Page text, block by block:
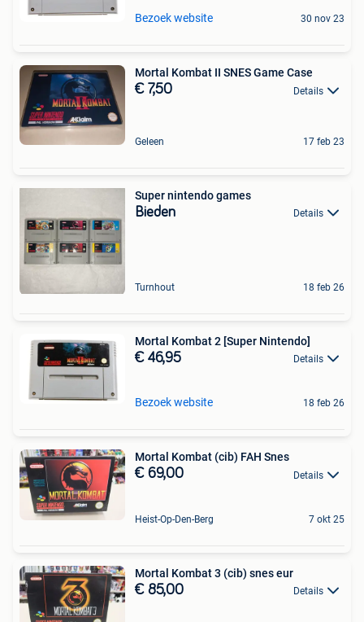
Bezoek website 30 nov 23
Mortal Kombat II SNES Game Case
€ 7,50 Details
Geleen 17 feb 23
Super nintendo games
Bieden Details
Turnhout 18 feb 26
Mortal Kombat 2 [Super Nintendo]
€ 46,95 Details
Bezoek website 18 feb 26
Mortal Kombat (cib) FAH Snes
€ 69,00 Details
Heist-Op-Den-Berg 7 okt 25
Mortal Kombat 3 (cib) snes eur
€ 85,00 Details